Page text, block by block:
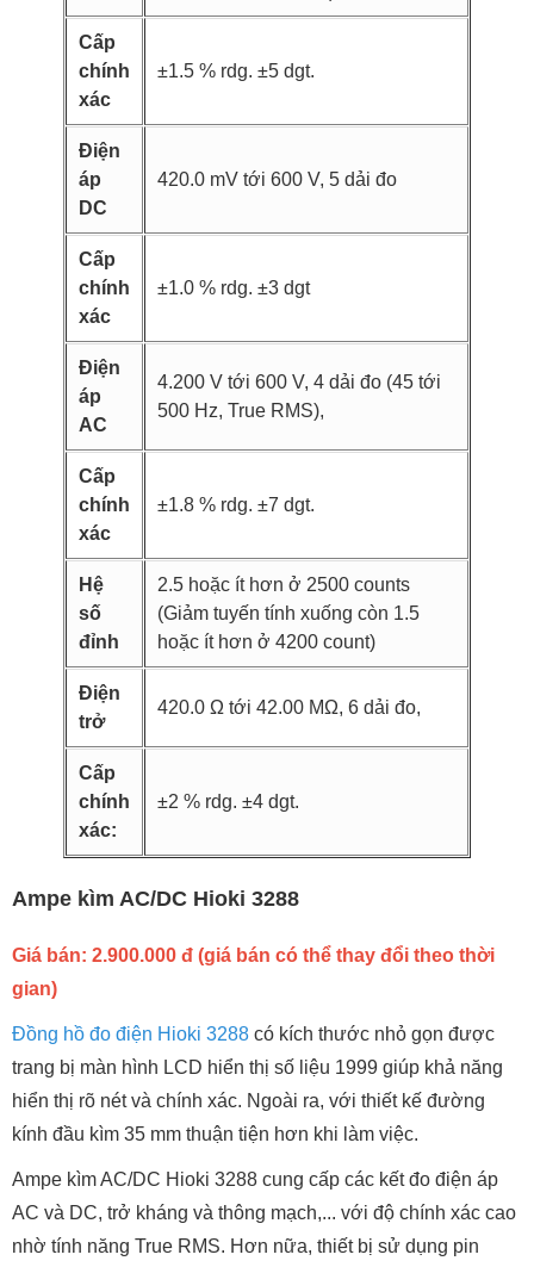
Cấp
chính
xác
±1.5 % rdg. ±5 dgt.
Điện
áp
DC
420.0 mV tới 600 V, 5 dải đo
Cấp
chính
xác
±1.0 % rdg. ±3 dgt
Điện
áp
AC
4.200 V tới 600 V, 4 dải đo (45 tới
500 Hz, True RMS),
Cấp
chính
xác
±1.8 % rdg. ±7 dgt.
Hệ
số
đỉnh
2.5 hoặc ít hơn ở 2500 counts
(Giảm tuyến tính xuống còn 1.5
hoặc ít hơn ở 4200 count)
Điện
trở
420.0 Ω tới 42.00 MΩ, 6 dải đo,
Cấp
chính
xác:
±2 % rdg. ±4 dgt.
Ampe kìm AC/DC Hioki 3288
Giá bán: 2.900.000 đ (giá bán có thể thay đổi theo thời
gian)
Đồng hồ đo điện Hioki 3288 có kích thước nhỏ gọn được
trang bị màn hình LCD hiển thị số liệu 1999 giúp khả năng
hiển thị rõ nét và chính xác. Ngoài ra, với thiết kế đường
kính đầu kìm 35 mm thuận tiện hơn khi làm việc.
Ampe kìm AC/DC Hioki 3288 cung cấp các kết đo điện áp
AC và DC, trở kháng và thông mạch,... với độ chính xác cao
nhờ tính năng True RMS. Hơn nữa, thiết bị sử dụng pin